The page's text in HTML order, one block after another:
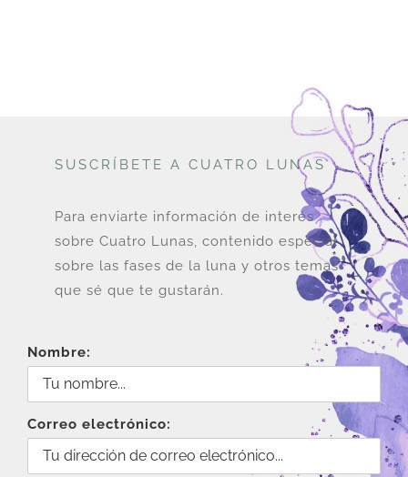
SUSCRÍBETE A CUATRO LUNAS
Para enviarte información de interés
sobre Cuatro Lunas, contenido especial
sobre las fases de la luna y otros temas
que sé que te gustarán.
Nombre:
Correo electrónico: